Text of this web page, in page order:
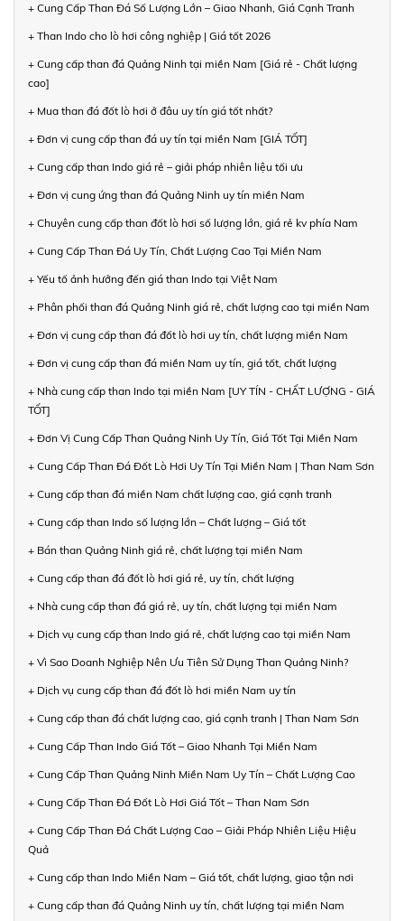
+ Cung Cấp Than Đá Số Lượng Lớn – Giao Nhanh, Giá Cạnh Tranh
+ Than Indo cho lò hơi công nghiệp | Giá tốt 2026
+ Cung cấp than đá Quảng Ninh tại miền Nam [Giá rẻ - Chất lượng
cao]
+ Mua than đá đốt lò hơi ở đâu uy tín giá tốt nhất?
+ Đơn vị cung cấp than đá uy tín tại miền Nam [GIÁ TỐT]
+ Cung cấp than Indo giá rẻ – giải pháp nhiên liệu tối ưu
+ Đơn vị cung ứng than đá Quảng Ninh uy tín miền Nam
+ Chuyên cung cấp than đốt lò hơi số lượng lớn, giá rẻ kv phía Nam
+ Cung Cấp Than Đá Uy Tín, Chất Lượng Cao Tại Miền Nam
+ Yếu tố ảnh hưởng đến giá than Indo tại Việt Nam
+ Phân phối than đá Quảng Ninh giá rẻ, chất lượng cao tại miền Nam
+ Đơn vị cung cấp than đá đốt lò hơi uy tín, chất lượng miền Nam
+ Đơn vị cung cấp than đá miền Nam uy tín, giá tốt, chất lượng
+ Nhà cung cấp than Indo tại miền Nam [UY TÍN - CHẤT LƯỢNG - GIÁ
TỐT]
+ Đơn Vị Cung Cấp Than Quảng Ninh Uy Tín, Giá Tốt Tại Miền Nam
+ Cung Cấp Than Đá Đốt Lò Hơi Uy Tín Tại Miền Nam | Than Nam Sơn
+ Cung cấp than đá miền Nam chất lượng cao, giá cạnh tranh
+ Cung cấp than Indo số lượng lớn – Chất lượng – Giá tốt
+ Bán than Quảng Ninh giá rẻ, chất lượng tại miền Nam
+ Cung cấp than đá đốt lò hơi giá rẻ, uy tín, chất lượng
+ Nhà cung cấp than đá giá rẻ, uy tín, chất lượng tại miền Nam
+ Dịch vụ cung cấp than Indo giá rẻ, chất lượng cao tại miền Nam
+ Vì Sao Doanh Nghiệp Nên Ưu Tiên Sử Dụng Than Quảng Ninh?
+ Dịch vụ cung cấp than đá đốt lò hơi miền Nam uy tín
+ Cung cấp than đá chất lượng cao, giá cạnh tranh | Than Nam Sơn
+ Cung Cấp Than Indo Giá Tốt – Giao Nhanh Tại Miền Nam
+ Cung Cấp Than Quảng Ninh Miền Nam Uy Tín – Chất Lượng Cao
+ Cung Cấp Than Đá Đốt Lò Hơi Giá Tốt – Than Nam Sơn
+ Cung Cấp Than Đá Chất Lượng Cao – Giải Pháp Nhiên Liệu Hiệu
Quả
+ Cung cấp than Indo Miền Nam – Giá tốt, chất lượng, giao tận nơi
+ Cung cấp than đá Quảng Ninh uy tín, chất lượng tại miền Nam